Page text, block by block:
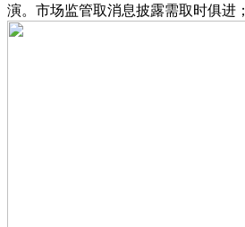
演。市场监管取消息披露需取时俱进；